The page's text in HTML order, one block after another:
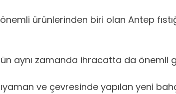
ürünlerinden biri olan Antep
aynı zamanda ihracatta da önemli
ve çevresinde yapılan yeni